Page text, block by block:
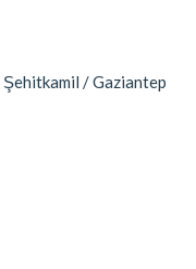
/ Gaziantep